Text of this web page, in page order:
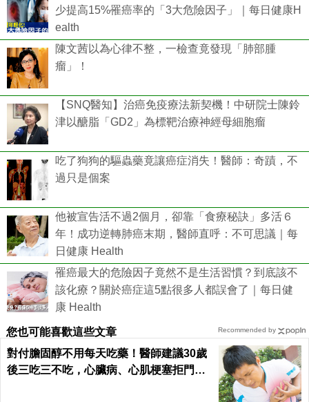
少提高15%罹癌率的「3大危險因子」｜每日健康H
ealth
陳文茜以為心律不整，一檢查竟發現「肺部腫
瘤」！
【SNQ醫知】治癌免疫療法新契機！中研院士陳鈴
津以醣脂「GD2」為標靶治療神經母細胞瘤
吃了狗狗的驅蟲藥竟讓癌症消失！醫師：奇蹟，不
過只是個案
他被宣告活不過2個月，卻靠「食療秘訣」多活６
年！成功逆轉肺癌末期，醫師直呼：不可思議｜每
日健康 Health
罹癌最大的危險因子竟然不是生活習慣？到底該不
該化療？關於癌症這5點很多人都誤會了｜每日健
康 Health
您也可能喜歡這些文章
對付膽固醇不用每天吃藥！醫師建議30歲
後三吃三不吃，心臟病、心肌梗塞拒門外
Recommended by